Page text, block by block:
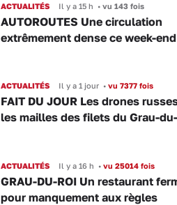
ACTUALITÉS Il y a 15 h •vu 143 fois
AUTOROUTES Une circulation
extrêmement dense ce week-end
ACTUALITÉS Il y a 1 jour •vu 7377 fois
FAIT DU JOUR Les drones
les mailles des filets du Grau-
ACTUALITÉS Il y a 16 h •vu 25014 fois
GRAU-DU-ROI Un restaurant
pour manquement aux règles